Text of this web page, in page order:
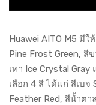
Huawei AITO M5 มีใ
Pine Frost Green, สี
เทา Ice Crystal
เลือก 4 สี ได้แก่ สีเบจ
Feather Red, สีน้ำต